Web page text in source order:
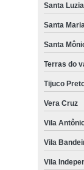
Santa Luzia
Santa
Santa
Terras do
Tijuco
Vera Cruz
Vila
Vila
Vila